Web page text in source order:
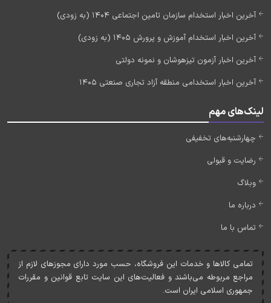
آخرین اخبار استخدام سازمان تامین اجتماعی 1404 (به زودی)
آخرین اخبار استخدام آموزش و پرورش 1405 (به زودی)
آخرین اخبار آزمون تیزهوشان و نمونه دولتی
آخرین اخبار استخدامی منطقه آزاد تجاری صنعتی 1405
لینک‌های مهم
چهارشنبه‌های تخفیفی
رضایت و قبولی
وبلاگ
درباره ما
تماس با ما
تمامی کالاها و خدمات اين فروشگاه، حسب مورد دارای مجوزهای لازم از
مراجع مربوطه می‌باشند و فعاليت‌های اين سايت تابع قوانين و مقررات
جمهوری اسلامی ايران است.